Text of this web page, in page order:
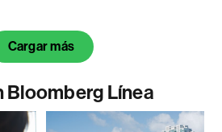
Cargar más
Bloomberg Línea